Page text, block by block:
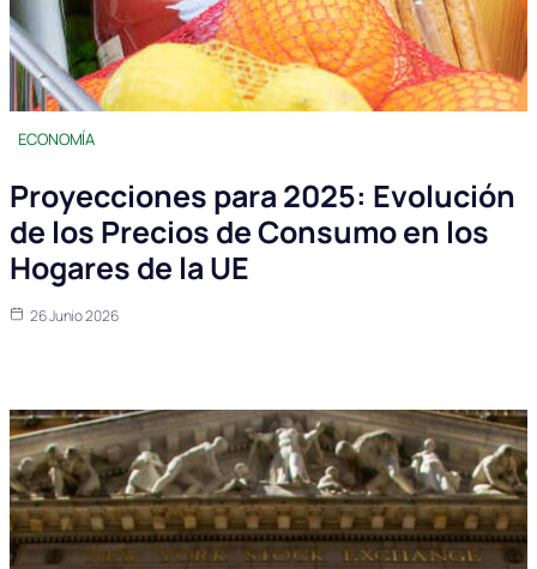
ECONOMÍA
Proyecciones para 2025: Evolución
de los Precios de Consumo en los
Hogares de la UE
26 Junio 2026